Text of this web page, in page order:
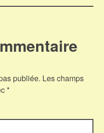
publiée. Les champs
*